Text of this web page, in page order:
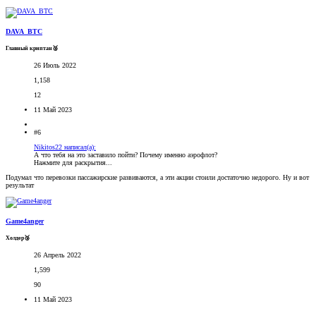
DAVA_BTC
Главный криптан🥈
26 Июль 2022
1,158
12
11 Май 2023
#6
Nikitos22 написал(а):
А что тебя на это заставило пойти? Почему именно аэрофлот?
Нажмите для раскрытия...
Подумал что перевозки пассажирские развиваются, а эти акции стоили достаточно недорого. Ну и вот
результат
Game4anger
Холдер🥉
26 Апрель 2022
1,599
90
11 Май 2023